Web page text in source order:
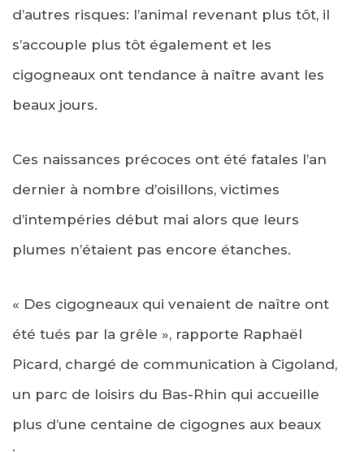
d’autres risques: l’animal revenant plus tôt, il
s’accouple plus tôt également et les
cigogneaux ont tendance à naître avant les
beaux jours.
Ces naissances précoces ont été fatales l’an
dernier à nombre d’oisillons, victimes
d’intempéries début mai alors que leurs
plumes n’étaient pas encore étanches.
« Des cigogneaux qui venaient de naître ont
été tués par la grêle », rapporte Raphaël
Picard, chargé de communication à Cigoland,
un parc de loisirs du Bas-Rhin qui accueille
plus d’une centaine de cigognes aux beaux